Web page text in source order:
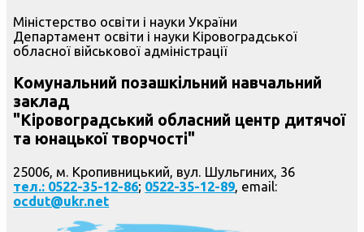
Міністерство освіти і науки України
Департамент освіти і науки Кіровоградської
обласної військової адміністрації
Комунальний позашкільний навчальний
заклад
"Кіровоградський обласний центр дитячої
та юнацької творчості"
25006, м. Кропивницький, вул. Шульгиних, 36
тел.: 0522-35-12-86; 0522-35-12-89, email:
ocdut@ukr.net